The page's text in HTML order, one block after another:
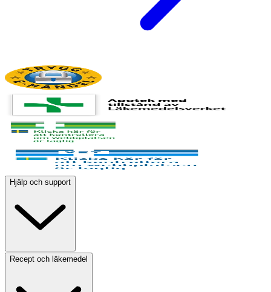
Hjälp och support
Recept och läkemedel